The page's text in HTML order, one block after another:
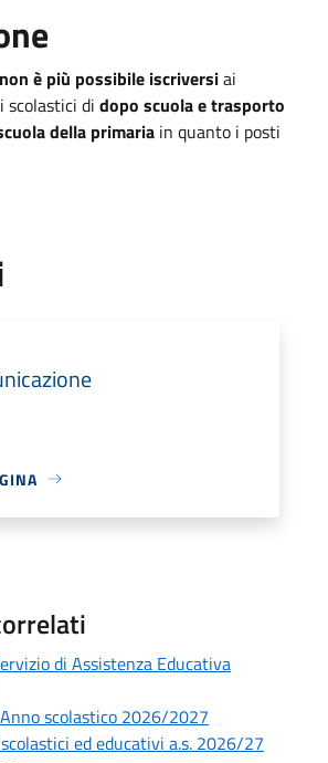
non è più possibile iscriversiai
di dopo scuola e trasporto
della primaria in quanto i posti
di Assistenza Educativa
scolastico 2026/2027
ed educativi a.s. 2026/27